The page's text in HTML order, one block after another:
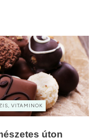
VITAMINOK
úton